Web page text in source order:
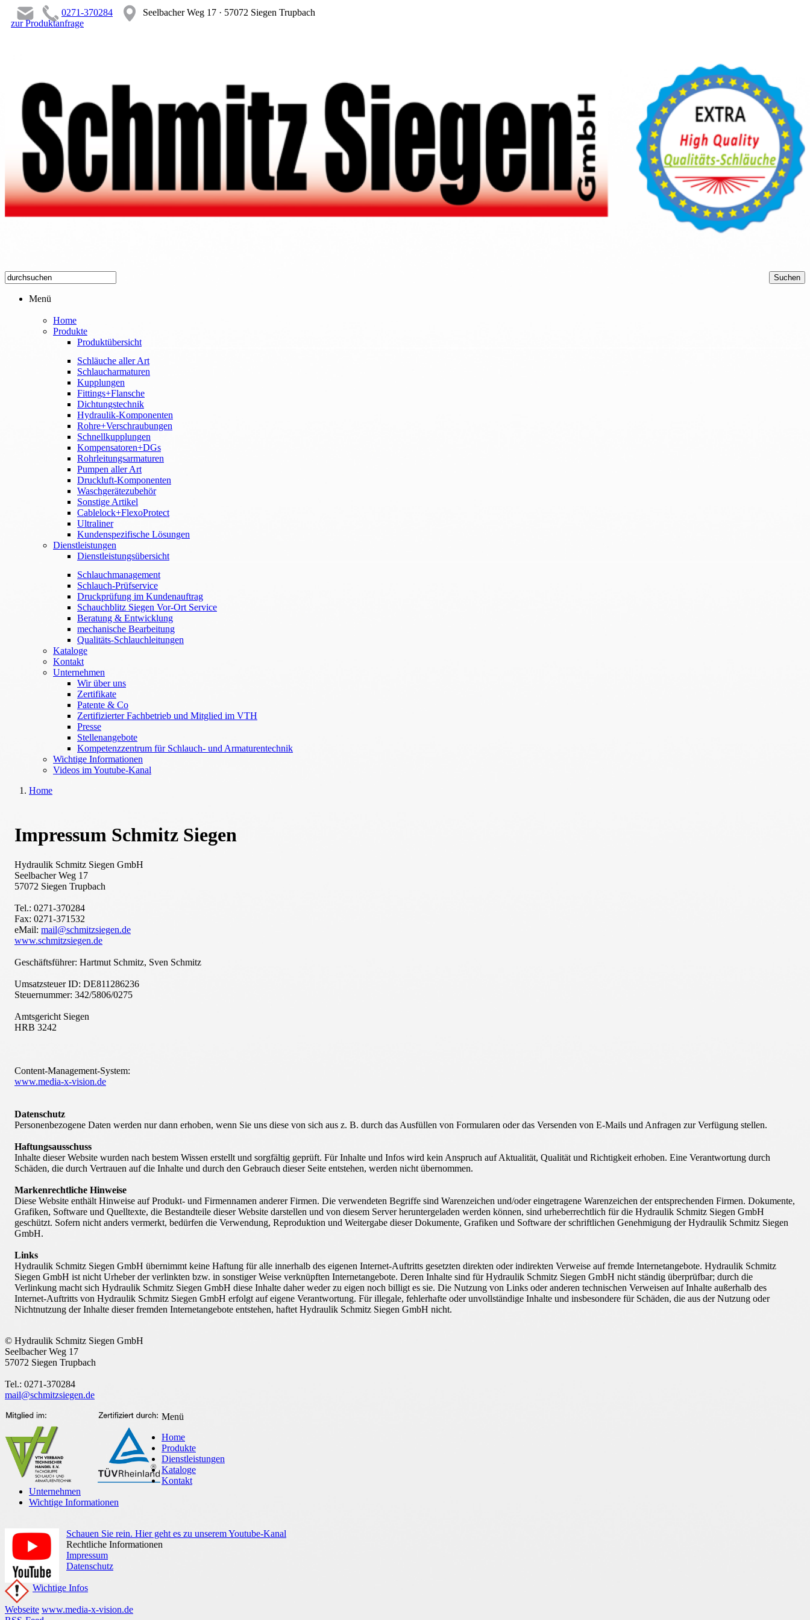
0271-370284
Seelbacher Weg 17 · 57072 Siegen Trupbach
zur Produktanfrage
Menü
Home
Produkte
Produktübersicht
Schläuche aller Art
Schlaucharmaturen
Kupplungen
Fittings+Flansche
Dichtungstechnik
Hydraulik-Komponenten
Rohre+Verschraubungen
Schnellkupplungen
Kompensatoren+DGs
Rohrleitungsarmaturen
Pumpen aller Art
Druckluft-Komponenten
Waschgerätezubehör
Sonstige Artikel
Cablelock+FlexoProtect
Ultraliner
Kundenspezifische Lösungen
Dienstleistungen
Dienstleistungsübersicht
Schlauchmanagement
Schlauch-Prüfservice
Druckprüfung im Kundenauftrag
Schauchblitz Siegen Vor-Ort Service
Beratung & Entwicklung
mechanische Bearbeitung
Qualitäts-Schlauchleitungen
Kataloge
Kontakt
Unternehmen
Wir über uns
Zertifikate
Patente & Co
Zertifizierter Fachbetrieb und Mitglied im VTH
Presse
Stellenangebote
Kompetenzzentrum für Schlauch- und Armaturentechnik
Wichtige Informationen
Videos im Youtube-Kanal
Home
Impressum Schmitz Siegen
Hydraulik Schmitz Siegen GmbH
Seelbacher Weg 17
57072 Siegen Trupbach
Tel.: 0271-370284
Fax: 0271-371532
eMail: mail@schmitzsiegen.de
www.schmitzsiegen.de
Geschäftsführer: Hartmut Schmitz, Sven Schmitz
Umsatzsteuer ID: DE811286236
Steuernummer: 342/5806/0275
Amtsgericht Siegen
HRB 3242
Content-Management-System:
www.media-x-vision.de
Datenschutz
Personenbezogene Daten werden nur dann erhoben, wenn Sie uns diese von sich aus z. B. durch das Ausfüllen von Formularen oder das Versenden von E-Mails und Anfragen zur Verfügung stellen.
Haftungsausschuss
Inhalte dieser Website wurden nach bestem Wissen erstellt und sorgfältig geprüft. Für Inhalte und Infos wird kein Anspruch auf Aktualität, Qualität und Richtigkeit erhoben. Eine Verantwortung durch
Schäden, die durch Vertrauen auf die Inhalte und durch den Gebrauch dieser Seite entstehen, werden nicht übernommen.
Markenrechtliche Hinweise
Diese Website enthält Hinweise auf Produkt- und Firmennamen anderer Firmen. Die verwendeten Begriffe sind Warenzeichen und/oder eingetragene Warenzeichen der entsprechenden Firmen. Dokumente,
Grafiken, Software und Quelltexte, die Bestandteile dieser Website darstellen und von diesem Server heruntergeladen werden können, sind urheberrechtlich für die Hydraulik Schmitz Siegen GmbH
geschützt. Sofern nicht anders vermerkt, bedürfen die Verwendung, Reproduktion und Weitergabe dieser Dokumente, Grafiken und Software der schriftlichen Genehmigung der Hydraulik Schmitz Siegen
GmbH.
Links
Hydraulik Schmitz Siegen GmbH übernimmt keine Haftung für alle innerhalb des eigenen Internet-Auftritts gesetzten direkten oder indirekten Verweise auf fremde Internetangebote. Hydraulik Schmitz
Siegen GmbH ist nicht Urheber der verlinkten bzw. in sonstiger Weise verknüpften Internetangebote. Deren Inhalte sind für Hydraulik Schmitz Siegen GmbH nicht ständig überprüfbar; durch die
Verlinkung macht sich Hydraulik Schmitz Siegen GmbH diese Inhalte daher weder zu eigen noch billigt es sie. Die Nutzung von Links oder anderen technischen Verweisen auf Inhalte außerhalb des
Internet-Auftritts von Hydraulik Schmitz Siegen GmbH erfolgt auf eigene Verantwortung. Für illegale, fehlerhafte oder unvollständige Inhalte und insbesondere für Schäden, die aus der Nutzung oder
Nichtnutzung der Inhalte dieser fremden Internetangebote entstehen, haftet Hydraulik Schmitz Siegen GmbH nicht.
© Hydraulik Schmitz Siegen GmbH
Seelbacher Weg 17
57072 Siegen Trupbach
Tel.: 0271-370284
mail@schmitzsiegen.de
Menü
Home
Produkte
Dienstleistungen
Kataloge
Kontakt
Unternehmen
Wichtige Informationen
Schauen Sie rein. Hier geht es zu unserem Youtube-Kanal
Rechtliche Informationen
Impressum
Datenschutz
Wichtige Infos
Webseite www.media-x-vision.de